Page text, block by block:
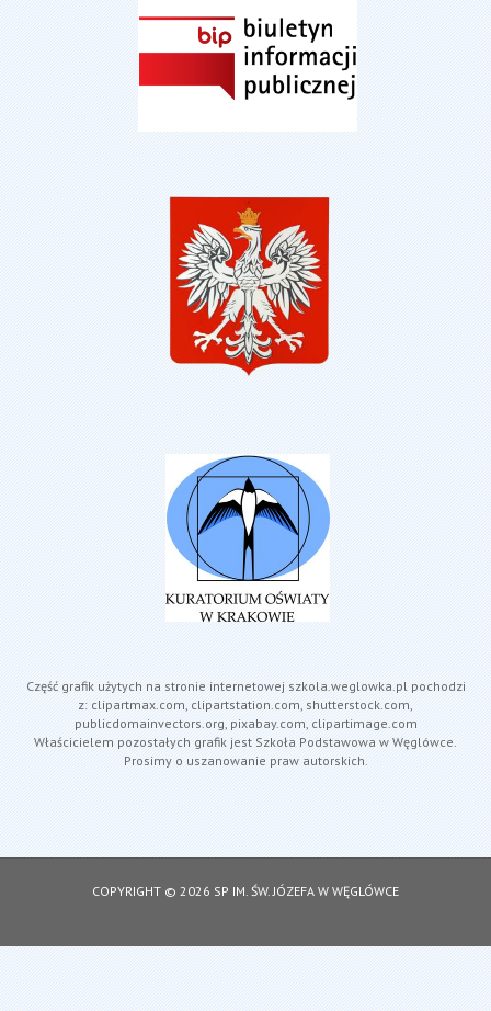
Część grafik użytych na stronie internetowej szkola.weglowka.pl pochodzi
z: clipartmax.com, clipartstation.com, shutterstock.com,
publicdomainvectors.org, pixabay.com, clipartimage.com
Właścicielem pozostałych grafik jest Szkoła Podstawowa w Węglówce.
Prosimy o uszanowanie praw autorskich.
COPYRIGHT © 2026 SP IM. ŚW. JÓZEFA W WĘGLÓWCE